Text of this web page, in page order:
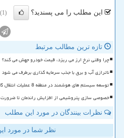
این مطلب را می پسندید؟ (1)
تازه ترین مطالب مرتبط
چرا وقتی نرخ ارز می ریزد، قیمت خودرو جهش می کند؟
ناترازی آب و برق با جذب سرمایه گذاری برطرف می شود
توسعه سیستم های هوشمند در منطقه 8 عملیات انتقال گاز شتاب گرفت
خصوصی سازی پتروشیمی از افزایش راندمان تا ضرورت
نظرات بینندگان در مورد این مطلب
نظر شما در مورد